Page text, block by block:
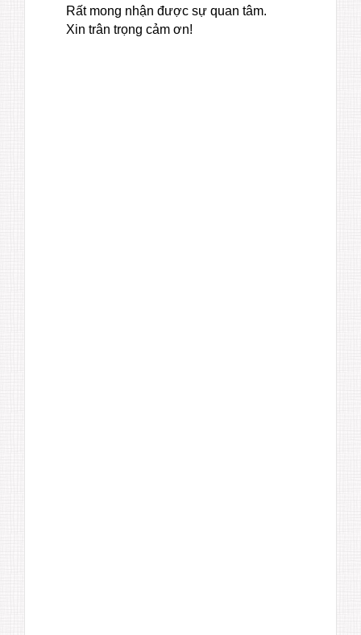
Rất mong nhận được sự quan tâm.
Xin trân trọng cảm ơn!